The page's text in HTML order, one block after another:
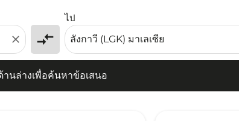
close compare_arrows
ไป
นล่างเพื่อค้นหาข้อเสนอ